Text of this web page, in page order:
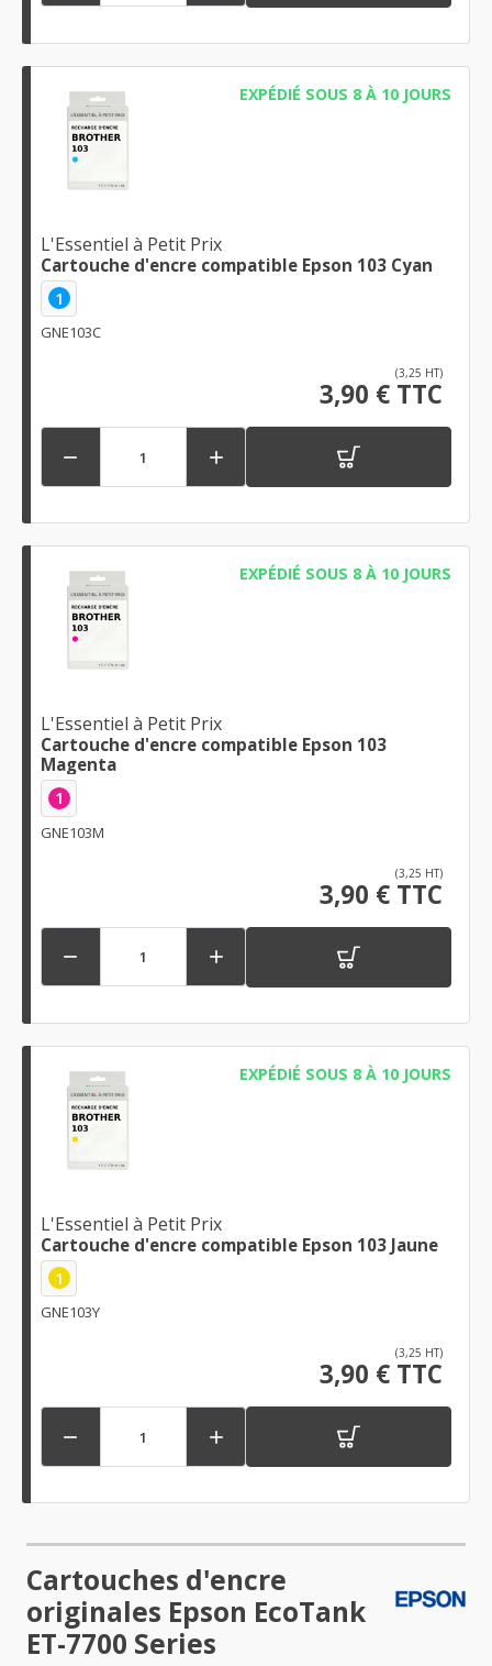
EXPÉDIÉ SOUS 8 À 10 JOURS
L'Essentiel à Petit Prix
Cartouche d'encre compatible Epson 103 Cyan
1
GNE103C
(3,25 HT)
3,90 € TTC
 
EXPÉDIÉ SOUS 8 À 10 JOURS
L'Essentiel à Petit Prix
Cartouche d'encre compatible Epson 103
Magenta
1
GNE103M
(3,25 HT)
3,90 € TTC
 
EXPÉDIÉ SOUS 8 À 10 JOURS
L'Essentiel à Petit Prix
Cartouche d'encre compatible Epson 103 Jaune
1
GNE103Y
(3,25 HT)
3,90 € TTC
 
Cartouches d'encre
originales Epson EcoTank
ET-7700 Series